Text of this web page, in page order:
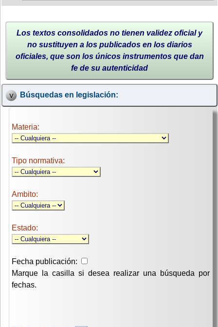
Los textos consolidados no tienen validez oficial y
no sustituyen a los publicados en los diarios
oficiales, que son los únicos instrumentos que dan
fe de su autenticidad
Búsquedas en legislación:
Materia:
Tipo normativa:
Ambito:
Estado:
Fecha publicación:
Marque la casilla si desea realizar una búsqueda por
fechas.